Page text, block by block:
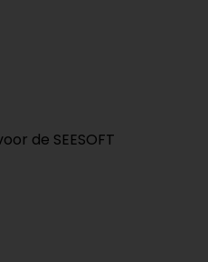
de SEESOFT